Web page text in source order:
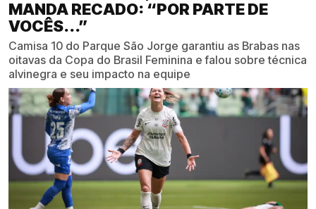
MANDA RECADO: “POR PARTE DE
VOCÊS...”
Camisa 10 do Parque São Jorge garantiu as Brabas nas
oitavas da Copa do Brasil Feminina e falou sobre técnica
alvinegra e seu impacto na equipe